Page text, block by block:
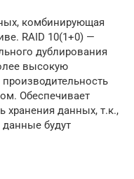
комбинирующая
RAID 10(1+0) —
дублирования
высокую
Обеспечивает
данных, т.к.,
будут